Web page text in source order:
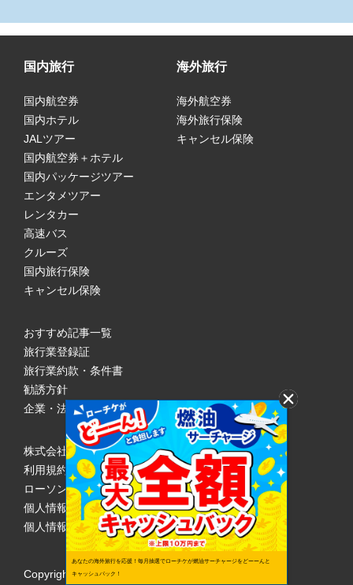
国内旅行
国内航空券
国内ホテル
JALツアー
国内航空券＋ホテル
国内パッケージツアー
エンタメツアー
レンタカー
高速バス
クルーズ
国内旅行保険
キャンセル保険
海外旅行
海外航空券
海外旅行保険
キャンセル保険
おすすめ記事一覧
旅行業登録証
旅行業約款・条件書
勧誘方針
企業・法人のみなさまへ
株式会社ローソンエンタテインメント
利用規約
ローソンWEB会員規約
個人情報の取り扱いについて
個人情報保護方針
Copyright © 1998 Lawson Entertainment, Inc.
あなたの海外旅行を応援！毎月抽選でローチケが燃油サーチャージをどーーんと
キャッシュバック！